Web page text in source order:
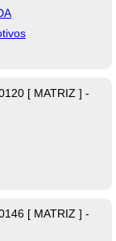
[ MATRIZ ] -
[ MATRIZ ] -